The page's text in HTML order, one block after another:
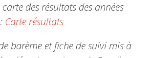
des résultats des années
Carte résultats
barème et fiche de suivi mis à